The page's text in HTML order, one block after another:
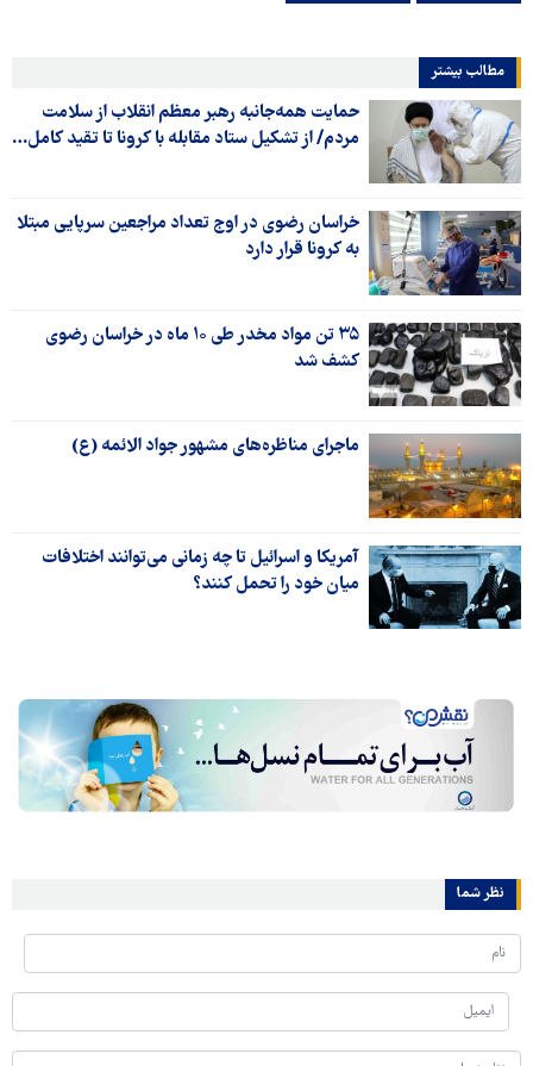
مطالب بیشتر
حمایت همه‌جانبه رهبر معظم انقلاب از سلامت
مردم/ از تشکیل ستاد مقابله با کرونا تا تقید کامل…
خراسان رضوی در اوج تعداد مراجعین سرپایی مبتلا
به کرونا قرار دارد
۳۵ تن مواد مخدر طی ۱۰ ماه در خراسان رضوی
کشف شد
ماجرای مناظره‌های مشهور جواد الائمه (ع)
آمریکا و اسرائیل تا چه زمانی می‌توانند اختلافات
میان خود را تحمل کنند؟
نظر شما